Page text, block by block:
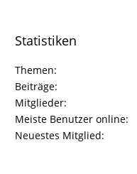
Statistiken
Themen
Beiträge
Mitglieder
Meiste Benutzer online
Neuestes Mitglied